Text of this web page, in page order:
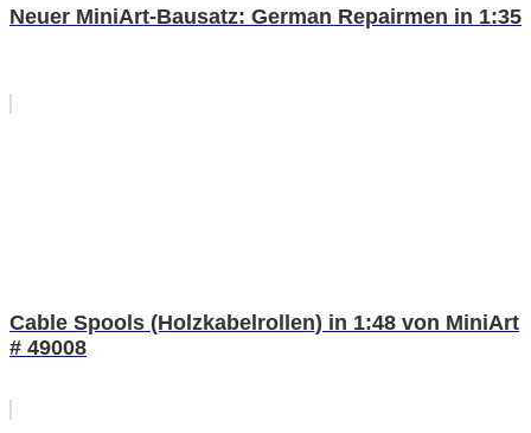
Neuer MiniArt-Bausatz: German Repairmen in 1:35
Cable Spools (Holzkabelrollen) in 1:48 von MiniArt
# 49008